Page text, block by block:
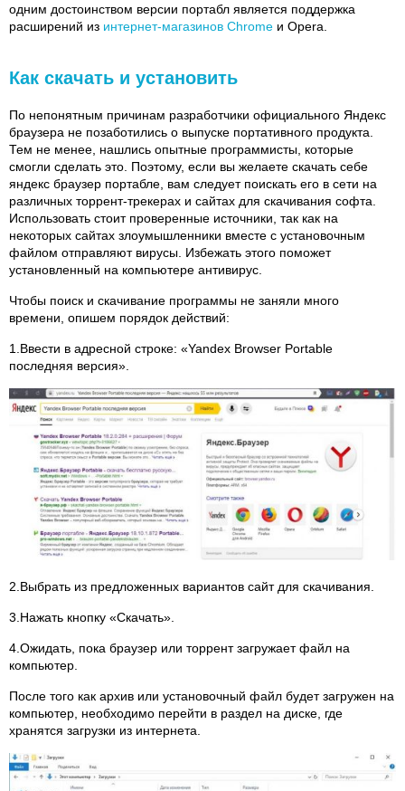
одним достоинством версии портабл является поддержка
расширений из интернет-магазинов Chrome и Opera.
Как скачать и установить
По непонятным причинам разработчики официального Яндекс
браузера не позаботились о выпуске портативного продукта.
Тем не менее, нашлись опытные программисты, которые
смогли сделать это. Поэтому, если вы желаете скачать себе
яндекс браузер портабле, вам следует поискать его в сети на
различных торрент-трекерах и сайтах для скачивания софта.
Использовать стоит проверенные источники, так как на
некоторых сайтах злоумышленники вместе с установочным
файлом отправляют вирусы. Избежать этого поможет
установленный на компьютере антивирус.
Чтобы поиск и скачивание программы не заняли много
времени, опишем порядок действий:
1.Ввести в адресной строке: «Yandex Browser Portable
последняя версия».
2.Выбрать из предложенных вариантов сайт для скачивания.
3.Нажать кнопку «Скачать».
4.Ожидать, пока браузер или торрент загружает файл на
компьютер.
После того как архив или установочный файл будет загружен на
компьютер, необходимо перейти в раздел на диске, где
хранятся загрузки из интернета.